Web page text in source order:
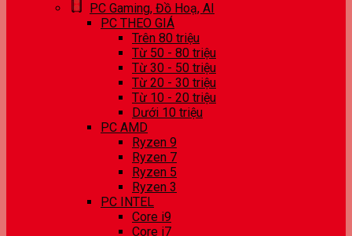
PC Gaming, Đồ Hoạ, AI
PC THEO GIÁ
Trên 80 triệu
Từ 50 - 80 triệu
Từ 30 - 50 triệu
Từ 20 - 30 triệu
Từ 10 - 20 triệu
Dưới 10 triệu
PC AMD
Ryzen 9
Ryzen 7
Ryzen 5
Ryzen 3
PC INTEL
Core i9
Core i7